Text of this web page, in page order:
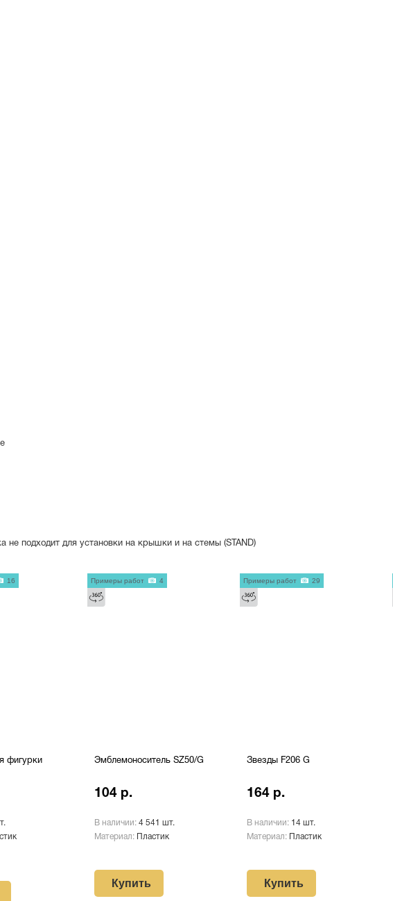
не подходит для установки на крышки и на стемы (STAND)
фигурки
16
Эмблемоноситель SZ50/G
104 р.
В наличии: 4 541 шт.
Материал:
Пластик
Купить
Примеры работ 4
Звезды F206 G
164 р.
В наличии: 14 шт.
Материал:
Пластик
Купить
Примеры работ 29